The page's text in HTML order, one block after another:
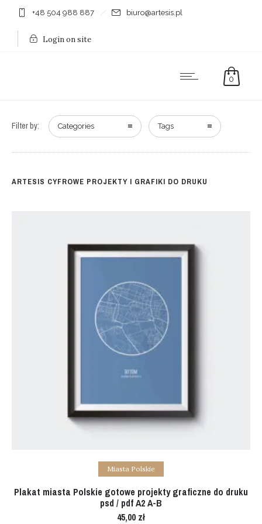
+48 504 988 887 biuro@artesis.pl
Login on site
0
Filter by: Categories Tags
ARTESIS CYFROWE PROJEKTY I GRAFIKI DO DRUKU
Add to cart
Miasta Polskie
Plakat miasta Polskie gotowe projekty graficzne do druku
psd / pdf A2 A-B
45,00 zł